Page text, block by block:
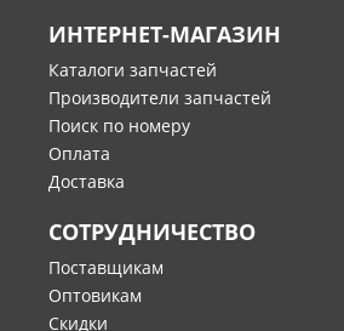
ИНТЕРНЕТ-МАГАЗИН
Каталоги запчастей
Производители запчастей
Поиск по номеру
Оплата
Доставка
СОТРУДНИЧЕСТВО
Поставщикам
Оптовикам
Скидки